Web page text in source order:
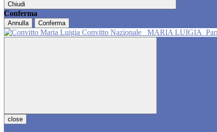
Chiudi
Conferma
Annulla Conferma
Convitto Nazionale MARIA LUIGIA
close